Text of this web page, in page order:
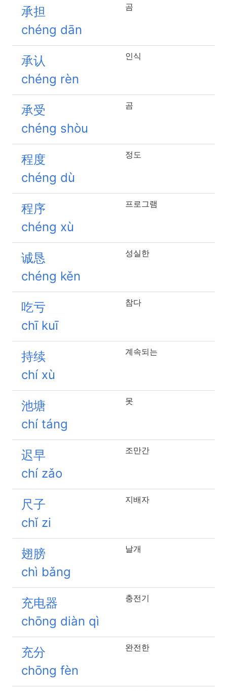
承担
chéng dān
곰
承认
chéng rèn
인식
承受
chéng shòu
곰
程度
chéng dù
정도
程序
chéng xù
프로그램
诚恳
chéng kěn
성실한
吃亏
chī kuī
참다
持续
chí xù
계속되는
池塘
chí táng
못
迟早
chí zǎo
조만간
尺子
chǐ zi
지배자
翅膀
chì bǎng
날개
充电器
chōng diàn qì
충전기
充分
chōng fèn
완전한